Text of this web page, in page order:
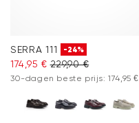
SERRA 111 -24%
174,95 € 229,90 €
30-dagen beste prijs: 174,95 €